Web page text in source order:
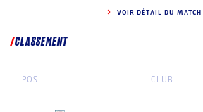
VOIR DÉTAIL DU MATCH
CLASSEMENT
POS. CLUB